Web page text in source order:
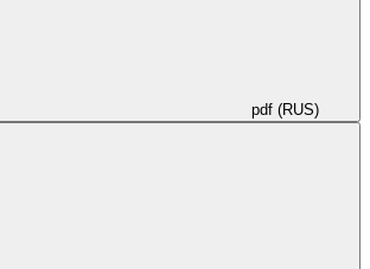
pdf (RUS)